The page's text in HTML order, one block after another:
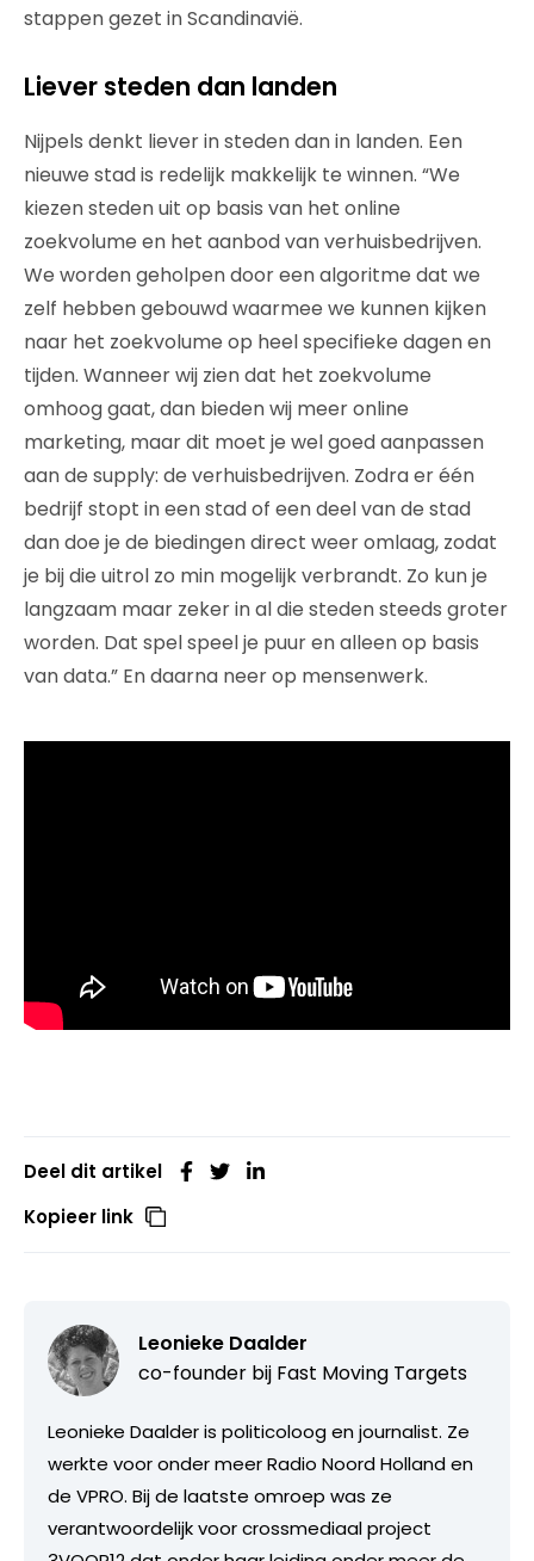
stappen gezet in Scandinavië.
Liever steden dan landen
Nijpels denkt liever in steden dan in landen. Een
nieuwe stad is redelijk makkelijk te winnen. “We
kiezen steden uit op basis van het online
zoekvolume en het aanbod van verhuisbedrijven.
We worden geholpen door een algoritme dat we
zelf hebben gebouwd waarmee we kunnen kijken
naar het zoekvolume op heel specifieke dagen en
tijden. Wanneer wij zien dat het zoekvolume
omhoog gaat, dan bieden wij meer online
marketing, maar dit moet je wel goed aanpassen
aan de supply: de verhuisbedrijven. Zodra er één
bedrijf stopt in een stad of een deel van de stad
dan doe je de biedingen direct weer omlaag, zodat
je bij die uitrol zo min mogelijk verbrandt. Zo kun je
langzaam maar zeker in al die steden steeds groter
worden. Dat spel speel je puur en alleen op basis
van data.” En daarna neer op mensenwerk.
Deel dit artikel
Kopieer link
Leonieke Daalder
co-founder bij Fast Moving Targets
Leonieke Daalder is politicoloog en journalist. Ze
werkte voor onder meer Radio Noord Holland en
de VPRO. Bij de laatste omroep was ze
verantwoordelijk voor crossmediaal project